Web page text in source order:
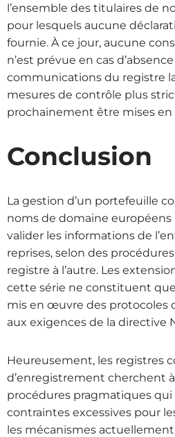
l’ensemble des titulaires de
pour lesquels aucune
fournie. À ce jour, aucune
n’est prévue en cas
communications du registre
mesures de contrôle plus
prochainement être mises en
Conclusion
La gestion d’un portefeuille
noms de domaine
valider les informations de
reprises, selon des
registre à l’autre. Les
cette série ne constituent
mis en œuvre des protocoles
aux exigences de la directive
Heureusement, les registres
d’enregistrement cherchent
procédures pragmatiques qui
contraintes excessives pour
les mécanismes